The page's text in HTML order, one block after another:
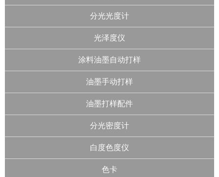
分光光度计
光泽度仪
涂料油墨自动打样
油墨手动打样
油墨打样配件
分光密度计
白度色度仪
色卡